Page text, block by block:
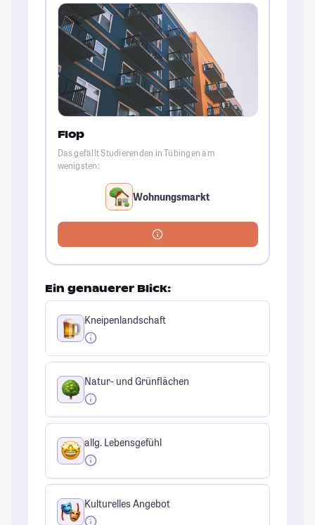
Flop
Das gefällt Studierenden in Tübingen am
wenigsten:
Wohnungsmarkt
Ein genauerer Blick:
Kneipenlandschaft
Natur- und Grünflächen
allg. Lebensgefühl
Kulturelles Angebot